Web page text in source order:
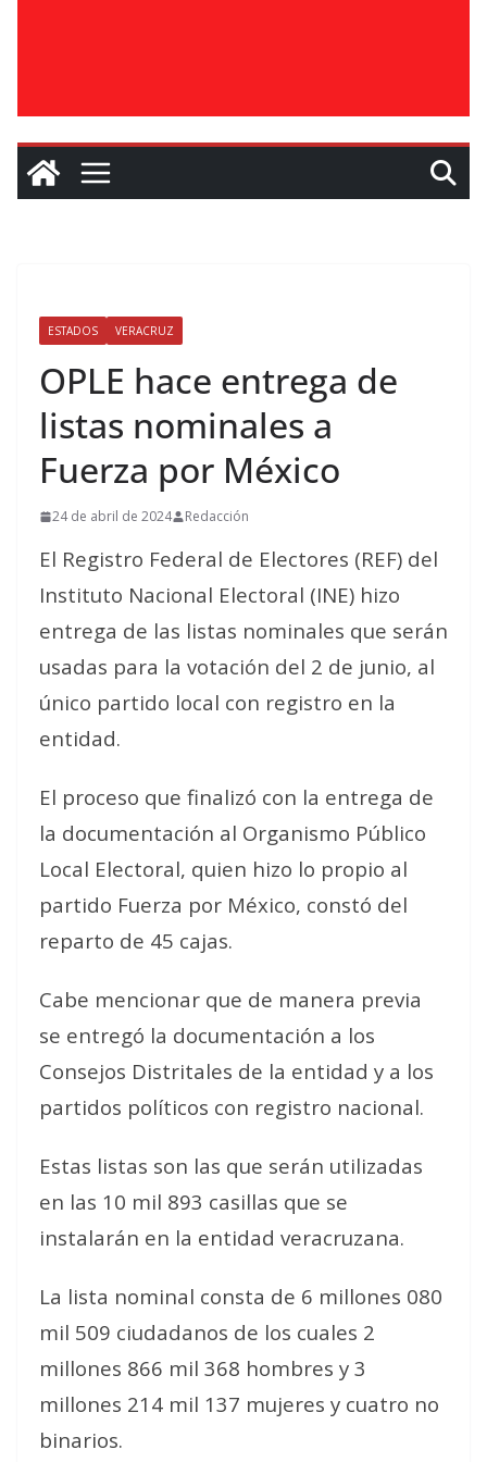
ESTADOS VERACRUZ
OPLE hace entrega de
listas nominales a
Fuerza por México
24 de abril de 2024 Redacción
El Registro Federal de Electores (REF) del
Instituto Nacional Electoral (INE) hizo
entrega de las listas nominales que serán
usadas para la votación del 2 de junio, al
único partido local con registro en la
entidad.
El proceso que finalizó con la entrega de
la documentación al Organismo Público
Local Electoral, quien hizo lo propio al
partido Fuerza por México, constó del
reparto de 45 cajas.
Cabe mencionar que de manera previa
se entregó la documentación a los
Consejos Distritales de la entidad y a los
partidos políticos con registro nacional.
Estas listas son las que serán utilizadas
en las 10 mil 893 casillas que se
instalarán en la entidad veracruzana.
La lista nominal consta de 6 millones 080
mil 509 ciudadanos de los cuales 2
millones 866 mil 368 hombres y 3
millones 214 mil 137 mujeres y cuatro no
binarios.